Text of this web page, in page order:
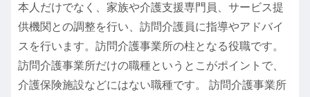
本人だけでなく、家族や介護支援専門員、サービス提
供機関との調整を行い、訪問介護員に指導やアドバイ
スを行います。訪問介護事業所の柱となる役職です。
訪問介護事業所だけの職種というとこがポイントで、
介護保険施設などにはない職種です。 訪問介護事業所